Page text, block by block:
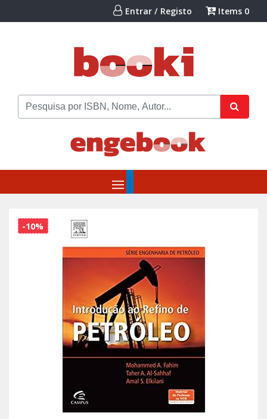
Entrar / Registo Items 0
-10%